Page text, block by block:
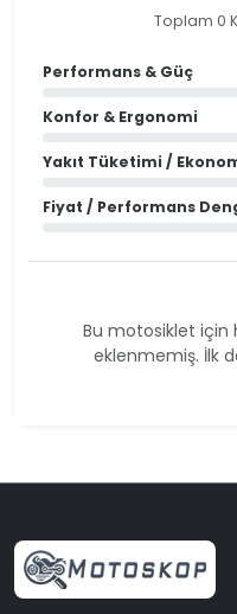
Toplam 0
Performans & Güç
Konfor & Ergonomi
Yakıt Tüketimi /
Fiyat / Performans
Bu motosiklet için
eklenmemiş. İlk